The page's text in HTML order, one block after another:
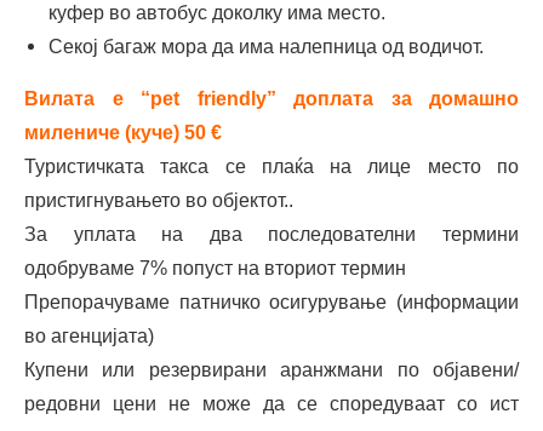
12.09-
19.09.2026
279 €
329
€
359 €
€
куфер во автобус доколку има место.
Секој багаж мора да има налепница од водичот.
Вилата е “pet friendly” доплата за домашно
милениче (куче) 50 €
Туристичката такса се плаќа на лице место по
пристигнувањето во објектот..
За уплата на два последователни термини
одобруваме 7% попуст на вториот термин
Препорачуваме патничко осигурување (информации
во агенцијата)
Купени или резервирани аранжмани по објавени/
редовни цени не може да се споредуваат со ист